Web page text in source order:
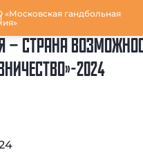
гандбольная
– СТРАНА
2024